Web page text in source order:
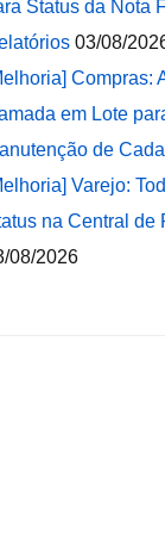
Status da Nota
03/08/
Compras:
em Lote
de
Varejo:
na Central de
08/2026